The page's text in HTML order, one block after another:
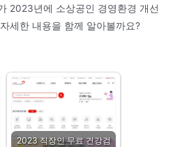
2023년에 소상공인 경영환경 개선
세한 내용을 함께 알아볼까요?
2023 직장인 무료 건강검